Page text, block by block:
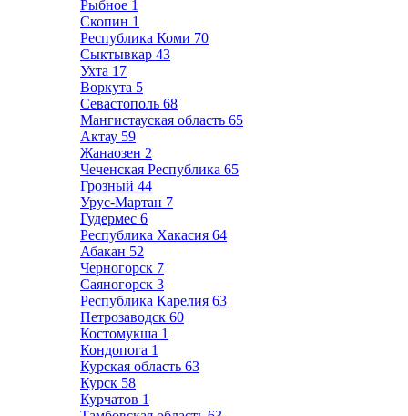
Рыбное 1
Скопин 1
Республика Коми 70
Сыктывкар 43
Ухта 17
Воркута 5
Севастополь 68
Мангистауская область 65
Актау 59
Жанаозен 2
Чеченская Республика 65
Грозный 44
Урус-Мартан 7
Гудермес 6
Республика Хакасия 64
Абакан 52
Черногорск 7
Саяногорск 3
Республика Карелия 63
Петрозаводск 60
Костомукша 1
Кондопога 1
Курская область 63
Курск 58
Курчатов 1